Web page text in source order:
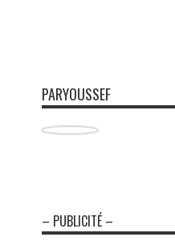
PARYOUSSEF
– PUBLICITÉ –